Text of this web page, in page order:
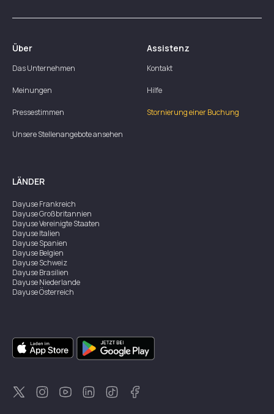
Über
Das Unternehmen
Meinungen
Pressestimmen
Unsere Stellenangebote ansehen
Assistenz
Kontakt
Hilfe
Stornierung einer Buchung
LÄNDER
DayuseFrankreich
DayuseGroßbritannien
DayuseVereinigte Staaten
DayuseItalien
DayuseSpanien
DayuseBelgien
DayuseSchweiz
DayuseBrasilien
DayuseNiederlande
DayuseÖsterreich
DayuseSingapur
DayuseZweden
DayuseThailand
DayuseNeuseeland
DayuseTürkei